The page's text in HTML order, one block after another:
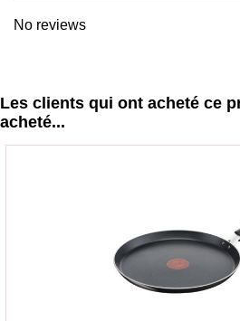
No reviews
Les clients qui ont acheté ce
acheté...